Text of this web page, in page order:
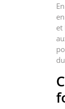
et